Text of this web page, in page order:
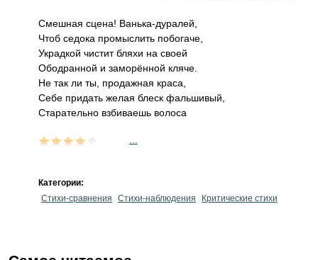
Смешная сцена! Ванька-дуралей,
Чтоб седока промыслить побогаче,
Украдкой чистит бляхи на своей
Ободранной и заморённой кляче.
Не так ли ты, продажная краса,
Себе придать желая блеск фальшивый,
Старательно взбиваешь волоса
Категории:
Стихи-сравнения
Стихи-наблюдения Критические стихи